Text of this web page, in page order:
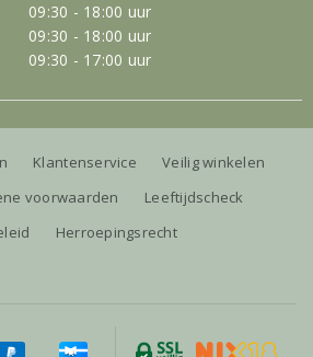
09:30 - 18:00 uur
09:30 - 18:00 uur
09:30 - 17:00 uur
Klantenservice
Veilig winkelen
voorwaarden
Leeftijdscheck
Herroepingsrecht